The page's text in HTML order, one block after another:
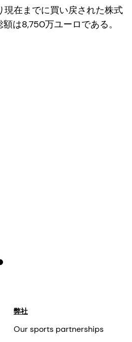
現在までに買い戻された株式
は8,750万ユーロである。
弊社
Our sports partnerships